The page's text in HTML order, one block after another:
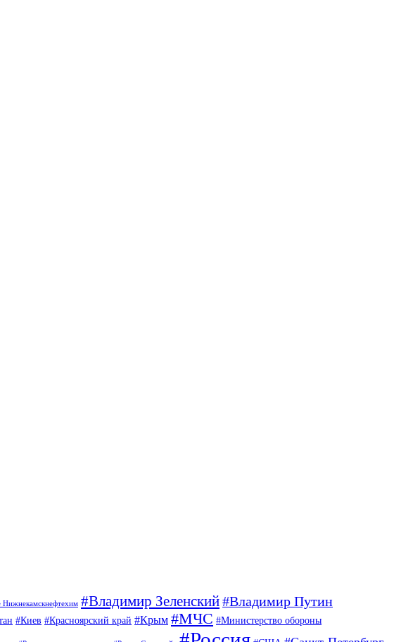
Нижнекамскнефтехим #Владимир Зеленский#Владимир Путин
#Киев #Красноярский край #Крым #МЧС #Министерство обороны